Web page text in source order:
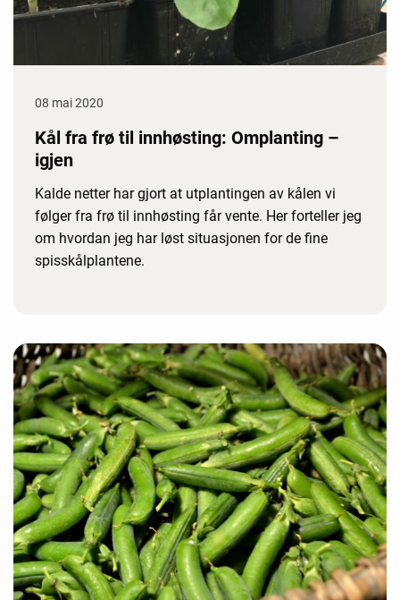
08 mai 2020
Kål fra frø til innhøsting: Omplanting –
igjen
Kalde netter har gjort at utplantingen av kålen vi
følger fra frø til innhøsting får vente. Her forteller jeg
om hvordan jeg har løst situasjonen for de fine
spisskålplantene.